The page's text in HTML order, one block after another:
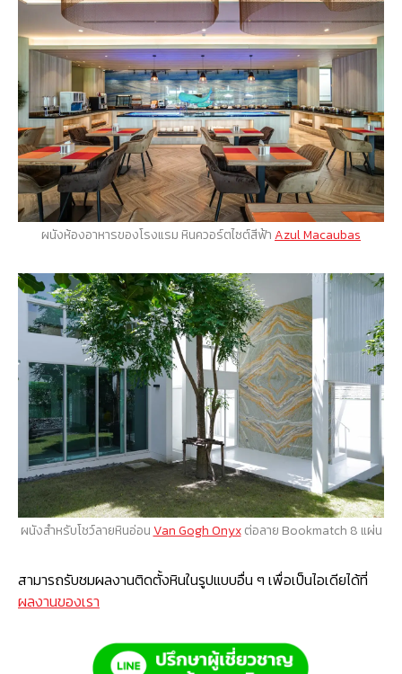
ผนังห้องอาหารของโรงแรม หินควอร์ตไซต์สีฟ้าAzul Macaubas
ผนังสำหรับโชว์ลายหินอ่อนVan Gogh Onyxต่อลาย Bookmatch 8 แผ่น
สามารถรับชมผลงานติดตั้งหินในรูปแบบอื่น ๆ เพื่อเป็นไอเดียได้ที่
ผลงานของเรา